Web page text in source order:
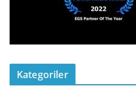
Kategoriler